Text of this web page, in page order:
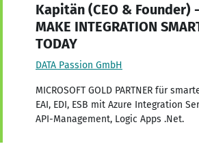
Kapitän (CEO & Founder) -
MAKE INTEGRATION
TODAY
DATA Passion GmbH
MICROSOFT GOLD PARTNER für
EAI, EDI, ESB mit Azure Integration
API-Management, Logic Apps .Net.